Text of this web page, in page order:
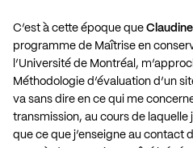
C’est à cette époque que
programme de Maîtrise en
l’Université de Montréal,
Méthodologie d’évaluation d’un
va sans dire en ce qui me
transmission, au cours de laquelle
que ce que j’enseigne au contact